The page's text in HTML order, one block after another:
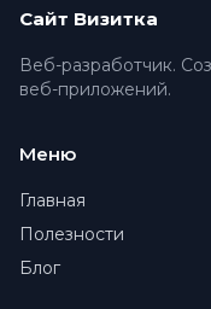
Сайт Визитка
Веб-разработчик.
веб-приложений.
Меню
Главная
Полезности
Блог